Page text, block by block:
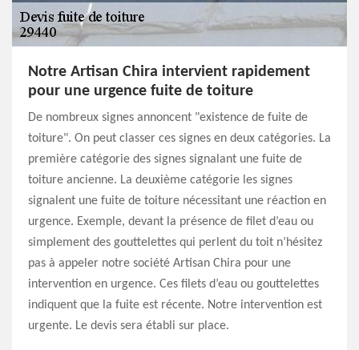
Notre Artisan Chira intervient rapidement
pour une urgence fuite de toiture
De nombreux signes annoncent "existence de fuite de
toiture". On peut classer ces signes en deux catégories. La
première catégorie des signes signalant une fuite de
toiture ancienne. La deuxième catégorie les signes
signalent une fuite de toiture nécessitant une réaction en
urgence. Exemple, devant la présence de filet d’eau ou
simplement des gouttelettes qui perlent du toit n’hésitez
pas à appeler notre société Artisan Chira pour une
intervention en urgence. Ces filets d’eau ou gouttelettes
indiquent que la fuite est récente. Notre intervention est
urgente. Le devis sera établi sur place.